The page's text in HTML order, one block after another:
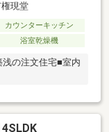
現堂
カウンターキッチン
浴室乾燥機
の注文住宅■室内